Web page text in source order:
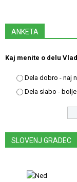
ANKETA
Kaj menite o delu
Dela dobro - naj
Dela slabo -
SLOVENJ GRADEC